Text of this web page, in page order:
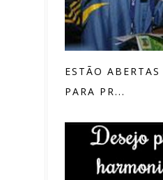
ESTÃO ABERTAS
PARA PR...